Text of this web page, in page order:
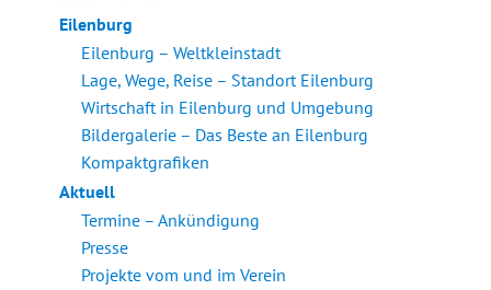
Eilenburg
Eilenburg – Weltkleinstadt
Lage, Wege, Reise – Standort Eilenburg
Wirtschaft in Eilenburg und Umgebung
Bildergalerie – Das Beste an Eilenburg
Kompaktgrafiken
Aktuell
Termine – Ankündigung
Presse
Projekte vom und im Verein